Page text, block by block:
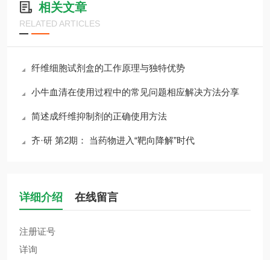
相关文章
RELATED ARTICLES
纤维细胞试剂盒的工作原理与独特优势
小牛血清在使用过程中的常见问题相应解决方法分享
简述成纤维抑制剂的正确使用方法
齐·研 第2期： 当药物进入“靶向降解”时代
详细介绍 在线留言
注册证号
详询